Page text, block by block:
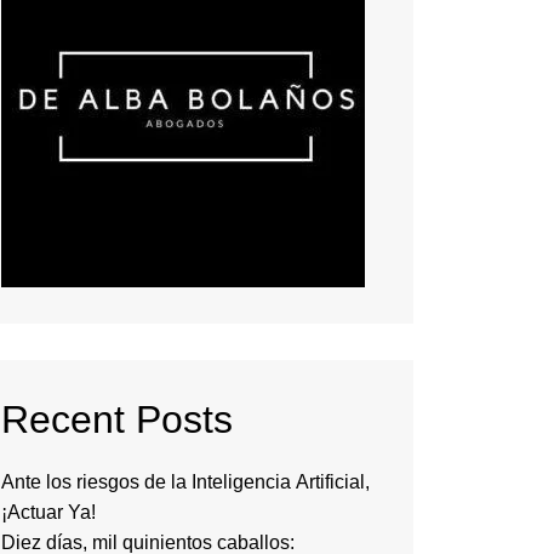
Recent Posts
Ante los riesgos de la Inteligencia Artificial,
¡Actuar Ya!
Diez días, mil quinientos caballos: